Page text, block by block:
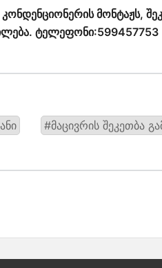
მონტაჟს,
ტელეფონი:599457753
#მაცივრის შეკეთბა